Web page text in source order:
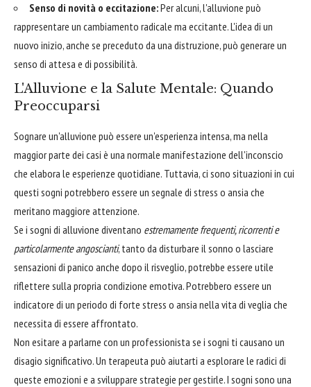
Senso di novità o eccitazione:Per alcuni, l'alluvione può
rappresentare un cambiamento radicale ma eccitante. L'idea di un
nuovo inizio, anche se preceduto da una distruzione, può generare un
senso di attesa e di possibilità.
L'Alluvione e la Salute Mentale: Quando
Preoccuparsi
Sognare un'alluvione può essere un'esperienza intensa, ma nella
maggior parte dei casi è una normale manifestazione dell'inconscio
che elabora le esperienze quotidiane. Tuttavia, ci sono situazioni in cui
questi sogni potrebbero essere un segnale di stress o ansia che
meritano maggiore attenzione.
Se i sogni di alluvione diventano estremamente frequenti, ricorrenti e
particolarmente angoscianti, tanto da disturbare il sonno o lasciare
sensazioni di panico anche dopo il risveglio, potrebbe essere utile
riflettere sulla propria condizione emotiva. Potrebbero essere un
indicatore di un periodo di forte stress o ansia nella vita di veglia che
necessita di essere affrontato.
Non esitare a parlarne con un professionista se i sogni ti causano un
disagio significativo. Un terapeuta può aiutarti a esplorare le radici di
queste emozioni e a sviluppare strategie per gestirle. I sogni sono una